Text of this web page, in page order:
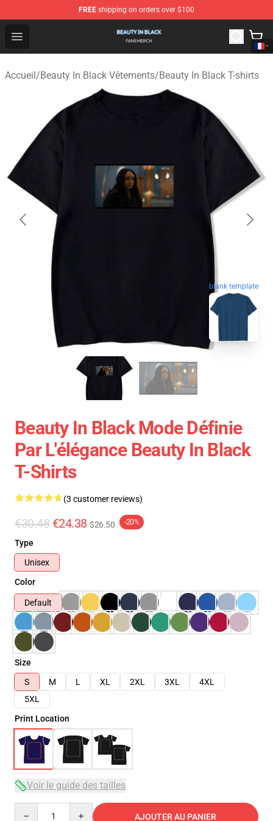
FREE shipping on orders over $100
Open menu
Beauty In Black Shop - Official Beauty In Black
Accueil/Beauty In Black Vêtements/Beauty In Black T-shirts
blank template
Beauty In Black Mode Définie
Par L'élégance Beauty In Black
T-Shirts
(3 customer reviews)
€30.48 €24.38 $26.50 -20%
Type
Unisex
Color
Default
Size
S
M L XL 2XL 3XL
4XL
5XL
Print Location
Voir le guide des tailles
AJOUTER AU PANIER